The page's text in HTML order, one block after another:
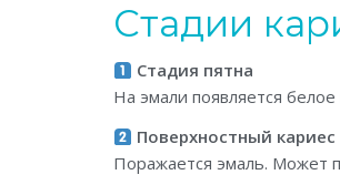
Стадии
Стадия пятна
На эмали появляется
Поверхностный кариес
Поражается эмаль. Может